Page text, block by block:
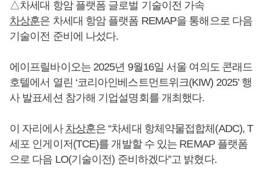
△차세대 항암 플랫폼 글로벌 기술이전 가속
차상훈은 차세대 항암 플랫폼 REMAP을 통해으로 다음
기술이전 준비에 나섰다.
에이프릴바이오는 2025년 9월16일 서울 여의도 콘래드
호텔에서 열린 ‘코리아인베스트먼트위크(KIW) 2025’ 행
사 발표세션 참가해 기업설명회를 개최했다.
이 자리에사 차상훈은 “차세대 항체약물접합체(ADC), T
세포 인게이저(TCE)를 개발할 수 있는 REMAP 플랫폼
으로 다음 LO(기술이전) 준비하겠다”고 밝혔다.